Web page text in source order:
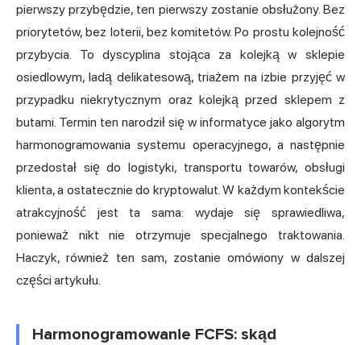
pierwszy przybędzie, ten pierwszy zostanie obsłużony. Bez
priorytetów, bez loterii, bez komitetów. Po prostu kolejność
przybycia. To dyscyplina stojąca za kolejką w sklepie
osiedlowym, ladą delikatesową, triażem na izbie przyjęć w
przypadku niekrytycznym oraz kolejką przed sklepem z
butami. Termin ten narodził się w informatyce jako algorytm
harmonogramowania systemu operacyjnego, a następnie
przedostał się do logistyki, transportu towarów, obsługi
klienta, a ostatecznie do kryptowalut. W każdym kontekście
atrakcyjność jest ta sama: wydaje się sprawiedliwa,
ponieważ nikt nie otrzymuje specjalnego traktowania.
Haczyk, również ten sam, zostanie omówiony w dalszej
części artykułu.
Harmonogramowanie FCFS: skąd